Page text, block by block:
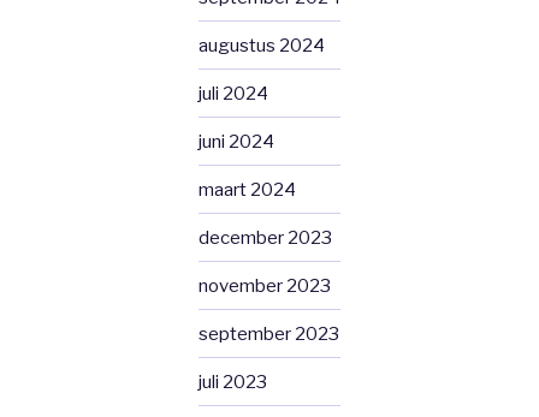
augustus 2024
juli 2024
juni 2024
maart 2024
december 2023
november 2023
september 2023
juli 2023